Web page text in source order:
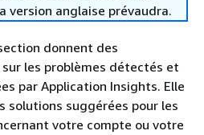
version anglaise prévaudra.
donnent des
les problèmes détectés et
par Application Insights. Elle
solutions suggérées pour les
votre compte ou votre